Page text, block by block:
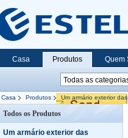
Casa Produtos Quem
Casa Produtos Um armário exterior
IP55Todos os Produtos
Um armário exterior das